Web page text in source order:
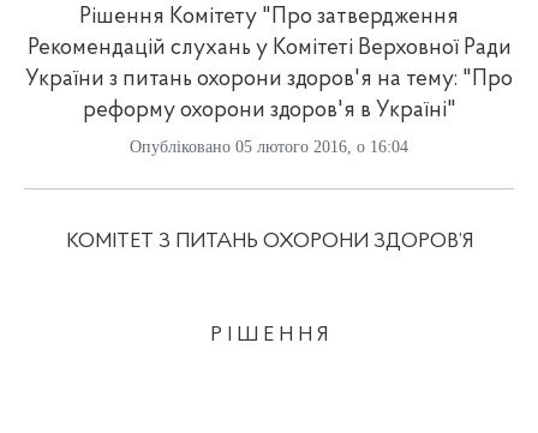
Рішення Комітету "Про затвердження
Рекомендацій слухань у Комітеті Верховної Ради
України з питань охорони здоров'я на тему: "Про
реформу охорони здоров'я в Україні"
Опубліковано 05 лютого 2016, о 16:04
КОМІТЕТ З ПИТАНЬ ОХОРОНИ ЗДОРОВ’Я
Р І Ш Е Н Н Я